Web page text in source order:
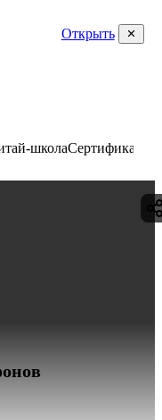
Открыть
школаСертификаты